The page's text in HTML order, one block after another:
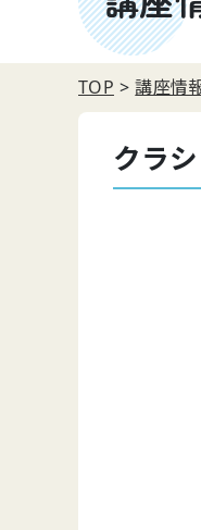
TOP 講座情
クラ